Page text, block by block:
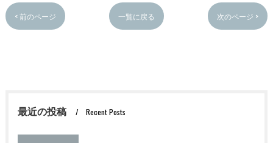
< 前のページ 一覧に戻る 次のページ >
最近の投稿 Recent Posts